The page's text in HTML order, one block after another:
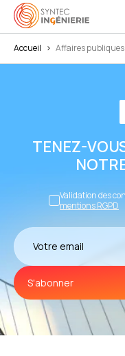
Accueil > Affaires publiques
TENEZ-
Validation des
mentions RGPD
S'abonner